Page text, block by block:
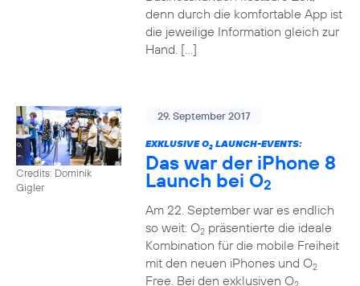
denn durch die komfortable App ist
die jeweilige Information gleich zur
Hand. […]
Credits: Dominik
Gigler
29. September 2017
EXKLUSIVE O2LAUNCH-EVENTS:
Das war der iPhone 8
Launch bei O2
Am 22. September war es endlich
so weit: O2präsentierte die ideale
Kombination für die mobile Freiheit
mit den neuen iPhones und O2
Free. Bei den exklusiven O